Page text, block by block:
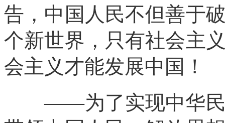
告，中国人民不但善于
个新世界，只有社会主
会主义才能发展中国！
——为了实现中华民